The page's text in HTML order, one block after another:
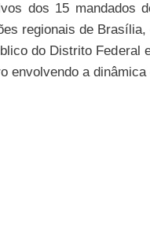
dos 15 mandados
regionais de
do Distrito
envolvendo a